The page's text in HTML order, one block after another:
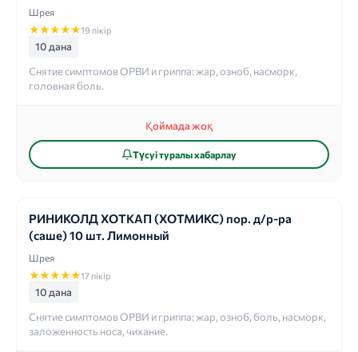
Шрея
★★★★★19 пікір
10 дана
Снятие симптомов ОРВИ и гриппа: жар, озноб, насморк,
головная боль.
Қоймада жоқ
Түсуі туралы хабарлау
РИНИКОЛД ХОТКАП (ХОТМИКС) пор. д/р-ра
(саше) 10 шт. Лимонный
Шрея
★★★★★17 пікір
10 дана
Снятие симптомов ОРВИ и гриппа: жар, озноб, боль, насморк,
заложенность носа, чихание.